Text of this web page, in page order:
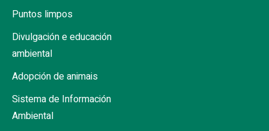
Puntos limpos
Divulgación e educación
ambiental
Adopción de animais
Sistema de Información
Ambiental